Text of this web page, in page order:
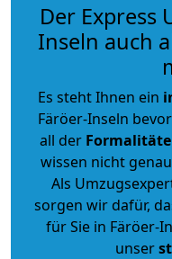
Der Express
Inseln auch
Es steht Ihnen ein
Färöer-Inseln
all der
wissen nicht
Als
sorgen wir dafür,
für Sie in Färöer-
unser